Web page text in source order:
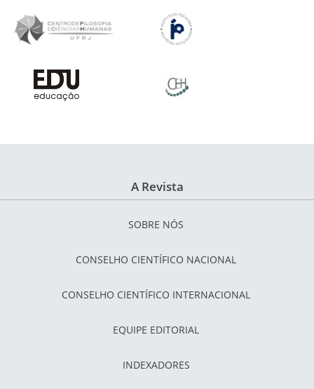
A Revista
SOBRE NÓS
CONSELHO CIENTÍFICO NACIONAL
CONSELHO CIENTÍFICO INTERNACIONAL
EQUIPE EDITORIAL
INDEXADORES